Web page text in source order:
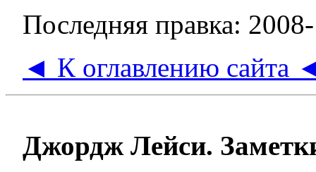
Последняя правка:
◄ К оглавлению сайта
Джордж Лейси.